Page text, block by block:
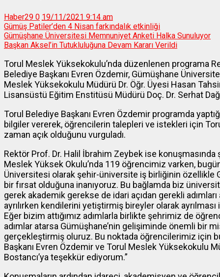
Haber29 0 19/11/2021 9:14 am
Gümüş Patiler’den 4 Nisan farkındalık etkinliği
Gümüşhane Üniversitesi Memnuniyet Anketi Halka Sunuluyor
Başkan Aksel’in Tutukluluğuna Devam Kararı Verildi
Torul Meslek Yüksekokulu’nda düzenlenen programa
Belediye Başkanı Evren Özdemir, Gümüşhane
Meslek Yüksekokulu Müdürü Dr. Öğr. Üyesi Hasan
Lisansüstü Eğitim Enstitüsü Müdürü Doç. Dr. Serhat Dağ
Torul Belediye Başkanı Evren Özdemir programda
bilgiler vererek, öğrencilerin talepleri ve istekleri için
zaman açık olduğunu vurguladı.
Rektör Prof. Dr. Halil İbrahim Zeybek ise konuşmasında
Meslek Yüksek Okulu’nda 119 öğrencimiz varken,
Üniversitesi olarak şehir-üniversite iş birliğinin özellikle
bir fırsat olduğuna inanıyoruz. Bu bağlamda biz
gerek akademik gerekse de idari açıdan gerekli
ayrılırken kendilerini yetiştirmiş bireyler olarak
Eğer bizim attığımız adımlarla birlikte şehrimiz de
adımlar atarsa Gümüşhane’nin gelişiminde önemli bir
gerçekleştirmiş oluruz. Bu noktada öğrencilerimiz için
Başkanı Evren Özdemir ve Torul Meslek Yüksekokulu
Bostancı’ya teşekkür ediyorum.”